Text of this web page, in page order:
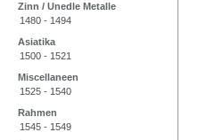
Zinn / Unedle Metalle
1480 - 1494
Asiatika
1500 - 1521
Miscellaneen
1525 - 1540
Rahmen
1545 - 1549